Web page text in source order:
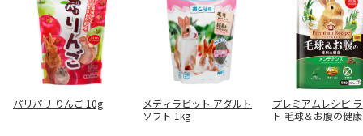
パリパリ りんご 10g
メディラビット アダルト
ソフト 1kg
プレミアムレシピ
ト 毛球＆お腹の健